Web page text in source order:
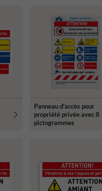
Panneau d'accès pour
propriété privée avec 8
pictogrammes